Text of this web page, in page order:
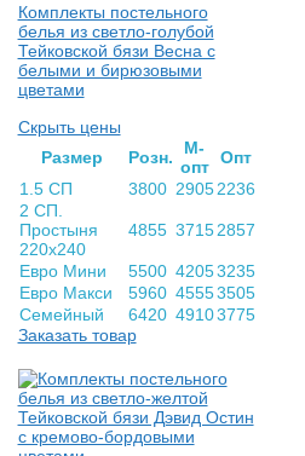
Комплекты постельного
белья из светло-голубой
Тейковской бязи Весна с
белыми и бирюзовыми
цветами
Скрыть цены
Раз­мер
Розн.
М-
опт Опт
1.5 СП
3800 2905 2236
2 СП.
Простыня
220х240
4855 3715 2857
Евро Мини 5500 42053235
Евро Макси
5960 45553505
Семейный
6420 49103775
Заказать товар